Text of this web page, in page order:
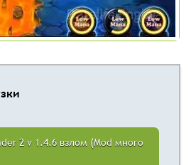
2 v 1.4.6 взлом (Mod много